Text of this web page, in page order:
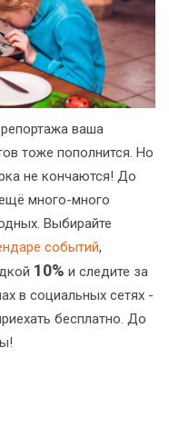
ваша
тоже пополнится. Но
не кончаются! До
много-много
Выбирайте
событий,
10% и следите за
в социальных сетях -
бесплатно. До